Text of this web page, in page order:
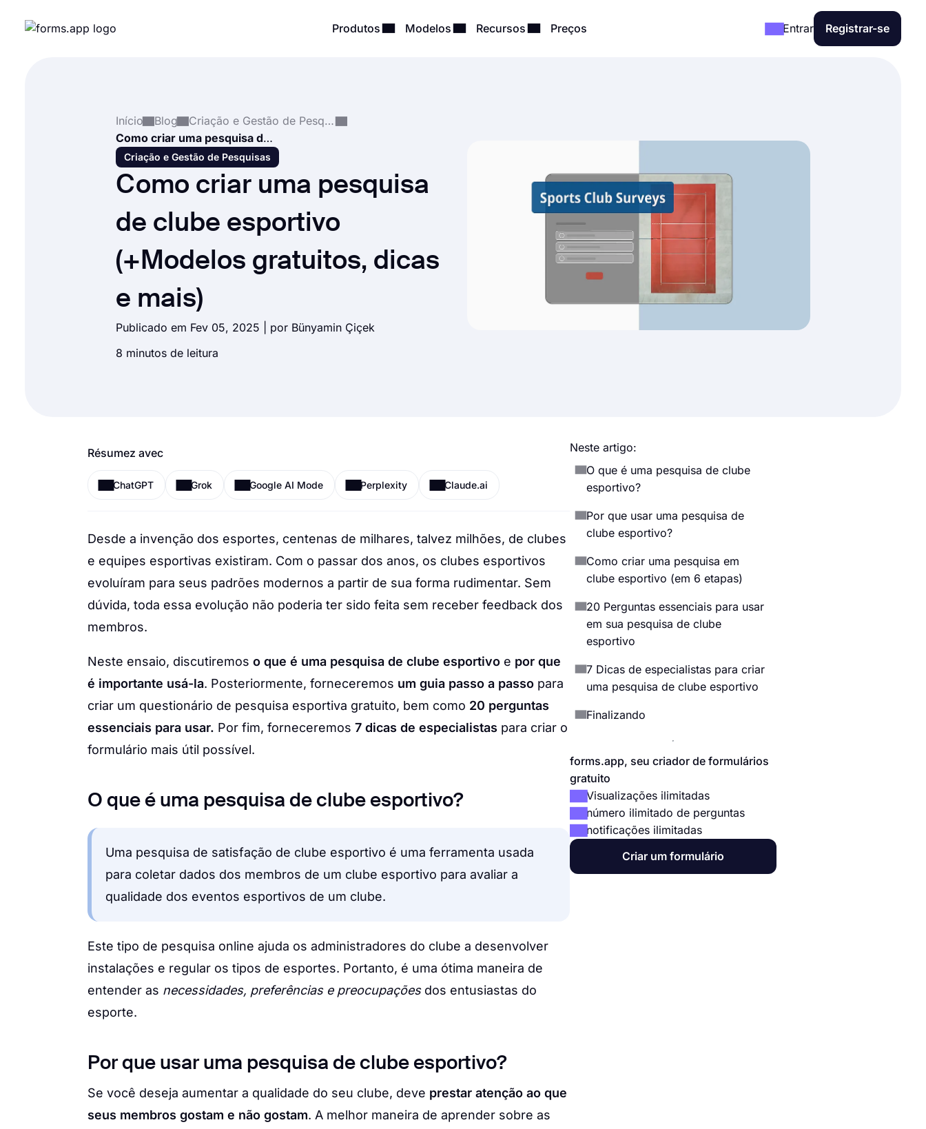
Produtos Modelos Recursos Preços Entrar Registrar-se
Início Blog
Criação e Gestão de Pesquisas
Como criar uma pesquisa de clube esportivo (+Modelos gratuitos, dicas e mais)
Criação e Gestão de Pesquisas
Como criar uma pesquisa
de clube esportivo
(+Modelos gratuitos, dicas
e mais)
Publicado em Fev 05, 2025 | por Bünyamin Çiçek
8 minutos de leitura
Résumez avec
ChatGPT Grok Google AI Mode Perplexity Claude.ai
Desde a invenção dos esportes, centenas de milhares, talvez milhões, de clubes
e equipes esportivas existiram. Com o passar dos anos, os clubes esportivos
evoluíram para seus padrões modernos a partir de sua forma rudimentar. Sem
dúvida, toda essa evolução não poderia ter sido feita sem receber feedback dos
membros.
Neste ensaio, discutiremos o que é uma pesquisa de clube esportivo e por que
é importante usá-la. Posteriormente, forneceremos um guia passo a passo para
criar um questionário de pesquisa esportiva gratuito, bem como 20 perguntas
essenciais para usar. Por fim, forneceremos 7 dicas de especialistas para criar o
formulário mais útil possível.
O que é uma pesquisa de clube esportivo?
Uma pesquisa de satisfação de clube esportivo é uma ferramenta usada
para coletar dados dos membros de um clube esportivo para avaliar a
qualidade dos eventos esportivos de um clube.
Este tipo de pesquisa online ajuda os administradores do clube a desenvolver
instalações e regular os tipos de esportes. Portanto, é uma ótima maneira de
entender as necessidades, preferências e preocupaçõesdos entusiastas do
esporte.
Por que usar uma pesquisa de clube esportivo?
Se você deseja aumentar a qualidade do seu clube, deve prestar atenção ao que
seus membros gostam e não gostam. A melhor maneira de aprender sobre as
Neste artigo:
O que é uma pesquisa de clube
esportivo?
Por que usar uma pesquisa de
clube esportivo?
Como criar uma pesquisa em
clube esportivo (em 6 etapas)
20 Perguntas essenciais para usar
em sua pesquisa de clube
esportivo
7 Dicas de especialistas para criar
uma pesquisa de clube esportivo
Finalizando
forms.app, seu criador de formulários
gratuito
Visualizações ilimitadas
número ilimitado de perguntas
notificações ilimitadas
Criar um formulário